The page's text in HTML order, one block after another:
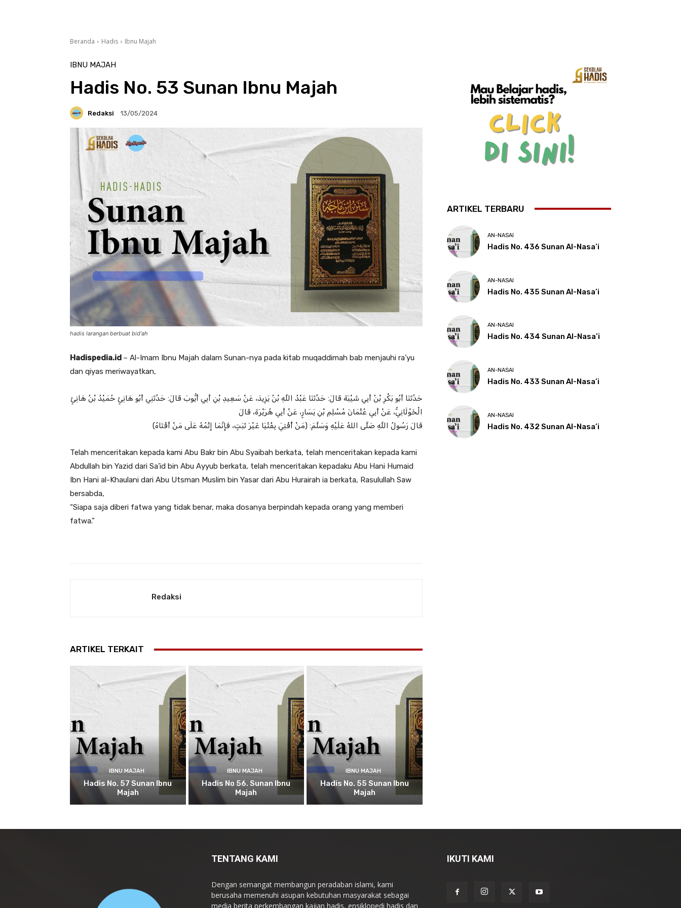
Beranda Hadis Ibnu Majah
IBNU MAJAH
Hadis No. 53 Sunan Ibnu Majah
Redaksi 13/05/2024
hadis larangan berbuat bid'ah
Hadispedia.id – Al-Imam Ibnu Majah dalam Sunan-nya pada kitab muqaddimah bab menjauhi ra’yu
dan qiyas meriwayatkan,
حَدَّثَنَا أَبُو بَكْرِ بْنُ أَبِي شَيْبَةَ قَالَ: حَدَّثَنَا عَبْدُ اللَّهِ بْنُ يَزِيدَ، عَنْ سَعِيدِ بْنِ أَبِي أَيُّوبَ قَالَ: حَدَّثَنِي أَبُو هَانِئٍ حُمَيْدُ بْنُ هَانِئٍ
الْخَوْلَانِيُّ، عَنْ أَبِي عُثْمَانَ مُسْلِمِ بْنِ يَسَارٍ، عَنْ أَبِي هُرَيْرَةَ، قَالَ
(قَالَ رَسُولُ اللَّهِ صَلَّى اللهُ عَلَيْهِ وَسَلَّمَ: (مَنْ أُفْتِيَ بِفُتْيَا غَيْرَ ثَبَتٍ، فَإِنَّمَا إِثْمُهُ عَلَى مَنْ أَفْتَاهُ
Telah menceritakan kepada kami Abu Bakr bin Abu Syaibah berkata, telah menceritakan kepada kami
Abdullah bin Yazid dari Sa’id bin Abu Ayyub berkata, telah menceritakan kepadaku Abu Hani Humaid
Ibn Hani al-Khaulani dari Abu Utsman Muslim bin Yasar dari Abu Hurairah ia berkata, Rasulullah Saw
bersabda,
“Siapa saja diberi fatwa yang tidak benar, maka dosanya berpindah kepada orang yang memberi
fatwa.”
Redaksi
ARTIKEL TERKAIT
IBNU MAJAH
Hadis No. 57 Sunan Ibnu
Majah
IBNU MAJAH
Hadis No 56. Sunan Ibnu
Majah
IBNU MAJAH
Hadis No. 55 Sunan Ibnu
Majah
ARTIKEL TERBARU
AN-NASAI
Hadis No. 436 Sunan Al-Nasa’i
AN-NASAI
Hadis No. 435 Sunan Al-Nasa’i
AN-NASAI
Hadis No. 434 Sunan Al-Nasa’i
AN-NASAI
Hadis No. 433 Sunan Al-Nasa’i
AN-NASAI
Hadis No. 432 Sunan Al-Nasa’i
TENTANG KAMI
Dengan semangat membangun peradaban islami, kami
berusaha memenuhi asupan kebutuhan masyarakat sebagai
media berita perkembangan kajian hadis, ensiklopedi hadis dan
IKUTI KAMI